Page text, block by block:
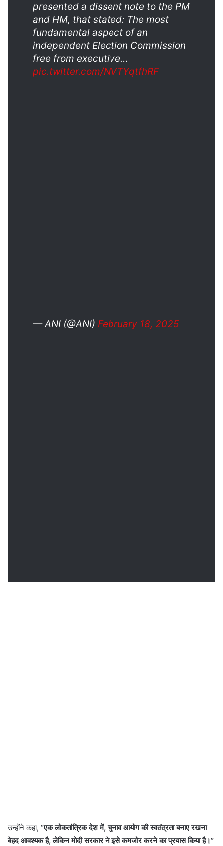
presented a dissent note to the PM
and HM, that stated: The most
fundamental aspect of an
independent Election Commission
free from executive…
pic.twitter.com/NVTYqtfhRF
— ANI (@ANI) February 18, 2025
उन्होंने कहा, “एक लोकतांत्रिक देश में, चुनाव आयोग की स्वतंत्रता बनाए रखना
बेहद आवश्यक है, लेकिन मोदी सरकार ने इसे कमजोर करने का प्रयास किया है।”